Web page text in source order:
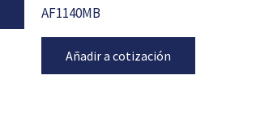
AF1140MB
Añadir a cotización